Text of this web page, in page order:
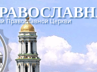
Православной Церкви